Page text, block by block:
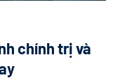
chính trị và